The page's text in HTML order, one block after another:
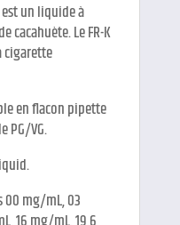
est un liquide à
cacahuète. Le FR-K
cigarette
en flacon pipette
PG/VG.
00 mg/mL, 03